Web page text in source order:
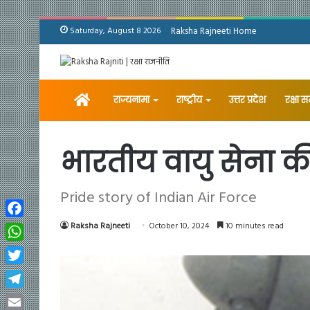
Saturday, August 8 2026 Raksha Rajneeti Home
Homeराज्यनामा राष्ट्रीय उत्तर प्रदेश रक्षा
भारतीय वायु सेना
Pride story of Indian Air Force
Raksha Rajneeti October 10, 2024 10 minutes read
Facebook
WhatsApp
Twitter
Telegram